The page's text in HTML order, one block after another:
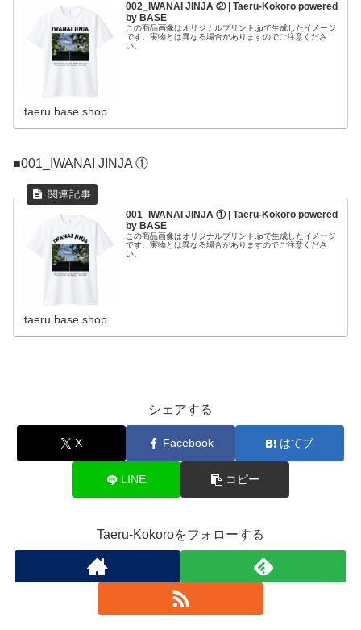
002_IWANAI JINJA ② | Taeru-Kokoro powered
by BASE
この商品画像はオリジナルプリント.jpで生成したイメージ
です。実物とは異なる場合がありますのでご注意くださ
い。
taeru.base.shop
■001_IWANAI JINJA ①
001_IWANAI JINJA ① | Taeru-Kokoro powered
by BASE
この商品画像はオリジナルプリント.jpで生成したイメージ
です。実物とは異なる場合がありますのでご注意くださ
い。
taeru.base.shop
シェアする
X Facebook はてブ
LINE コピー
Taeru-Kokoroをフォローする